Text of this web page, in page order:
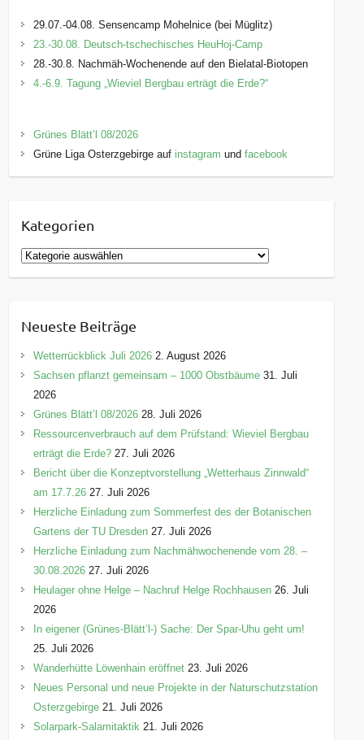
29.07.-04.08. Sensencamp Mohelnice (bei Müglitz)
23.-30.08. Deutsch-tschechisches HeuHoj-Camp
28.-30.8. Nachmäh-Wochenende auf den Bielatal-Biotopen
4.-6.9. Tagung „Wieviel Bergbau erträgt die Erde?“
Grünes Blätt’l 08/2026
Grüne Liga Osterzgebirge auf instagram undfacebook
Kategorien
K
a
g
o
r
e
n
Neueste Beiträge
Wetterrückblick Juli 2026 2. August 2026
Sachsen pflanzt gemeinsam – 1000 Obstbäume 31. Juli
2026
Grünes Blätt’l 08/2026 28. Juli 2026
Ressourcenverbrauch auf dem Prüfstand: Wieviel Bergbau
erträgt die Erde? 27. Juli 2026
Bericht über die Konzeptvorstellung „Wetterhaus Zinnwald“
am 17.7.26 27. Juli 2026
Herzliche Einladung zum Sommerfest des der Botanischen
Gartens der TU Dresden 27. Juli 2026
Herzliche Einladung zum Nachmähwochenende vom 28. –
30.08.2026 27. Juli 2026
Heulager ohne Helge – Nachruf Helge Rochhausen 26. Juli
2026
In eigener (Grünes-Blätt’l-) Sache: Der Spar-Uhu geht um!
25. Juli 2026
Wanderhütte Löwenhain eröffnet 23. Juli 2026
Neues Personal und neue Projekte in der Naturschutzstation
Osterzgebirge 21. Juli 2026
Solarpark-Salamitaktik 21. Juli 2026